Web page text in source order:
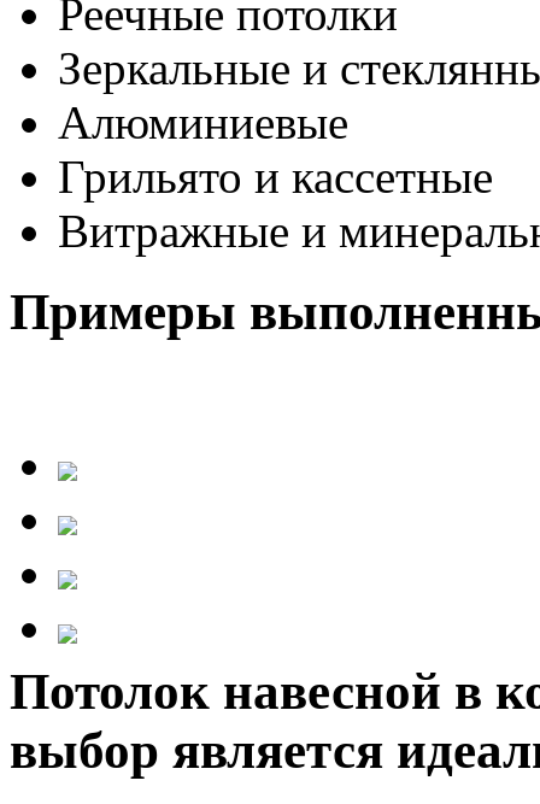
Реечные потолки
Зеркальные и
Алюминиевые
Грильято и кассетные
Витражные и
Примеры
Потолок навесной в
выбор является